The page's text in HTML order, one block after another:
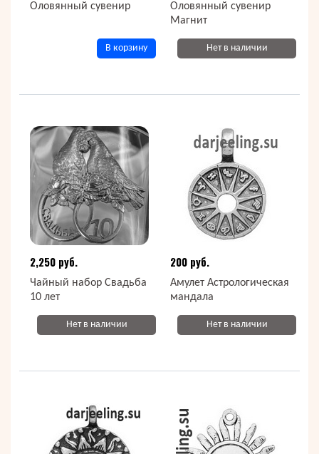
Оловянный сувенир
В корзину
Оловянный сувенир
Магнит
Нет в наличии
2,250 руб.
Чайный набор Свадьба
10 лет
Нет в наличии
200 руб.
Амулет Астрологическая
мандала
Нет в наличии